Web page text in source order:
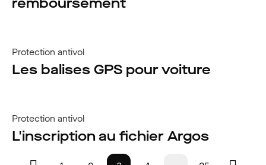
Protection antivol
Les balises GPS pour voiture
Protection antivol
L'inscription au fichier Argos